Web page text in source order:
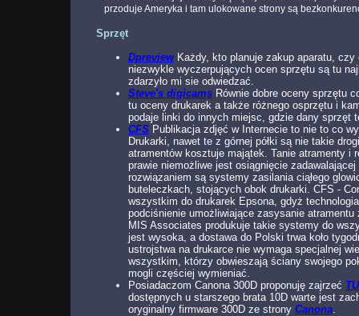
przoduje Ameryka i tam ulokowane strony są
Sprzęt
DpreviewKażdy, kto planuje zakup aparatu,
niezwykle wyczerpujących ocen sprzętu są tu
zdarzyło mi sie odwiedzać.
Steve's digicams Równie dobre oceny sprzętu
tu oceny drukarek a także różnego osprzętu i
podaje linki do innych miejsc, gdzie dany sprzęt
CFS Publikacja zdjęć w Internecie to nie to co
Drukarki, nawet te z górnej półki są nie takie
atramentów kosztuje majątek. Tanie atramenty i
prawie niemożliwe jest osiągnięcie
rozwiązaniem są systemy zasilania ciąłego
buteleczkach, stojących obok drukarki. CFS -
wszystkim do drukarek Epsona, gdyż
podciśnienie umożliwiające zasysanie
MIS Associates produkuje takie systemy do
jest wysoka, a dostawa do Polski trwa koło
ustrojstwa na drukarce nie wymaga specjalnej
wszystkim, którzy obwieszają ściany swojego
mogli częściej wymieniać.
Posiadaczom Canona 300D proponuję zajrzeć TU
dostępnych u starszego brata 10D warte jest
oryginalny firmware 300D ze strony Canona.